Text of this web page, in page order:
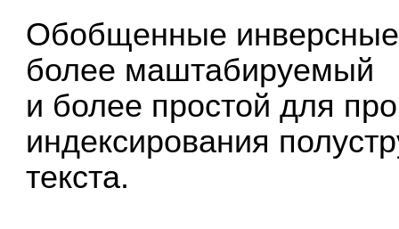
Обобщенные
более маштабируемый
и более простой для
индексирования
текста.